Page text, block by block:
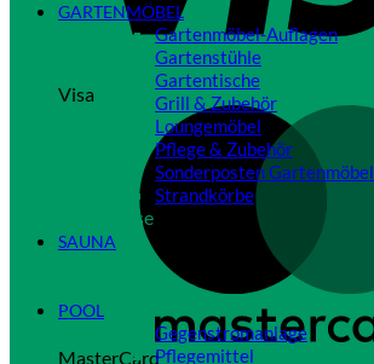
Visa
MasterCard
GARTENMÖBEL
Gartenmöbel-Auflagen
Gartenstühle
Gartentische
Grill & Zubehör
Loungemöbel
Pflege & Zubehör
Sonderposten Gartenmöbel
Strandkörbe
Close
SAUNA
POOL
Gegenstromanlage
Pflegemittel